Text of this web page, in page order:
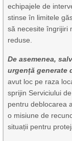
echipajele de
stinse în limitele
să necesite îngrijiri
reduse.
De asemenea,
urgență generate
avut loc pe raza
sprijin Serviciului
pentru deblocarea
o misiune de
situații pentru